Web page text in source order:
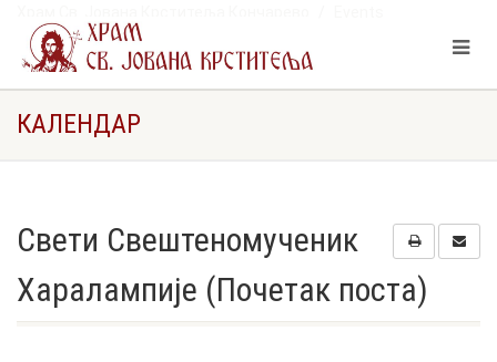
Свети Свештеномученик Харалампије (Почетак поста)
КАЛЕНДАР
Свети Свештеномученик
Харалампије (Почетак поста)